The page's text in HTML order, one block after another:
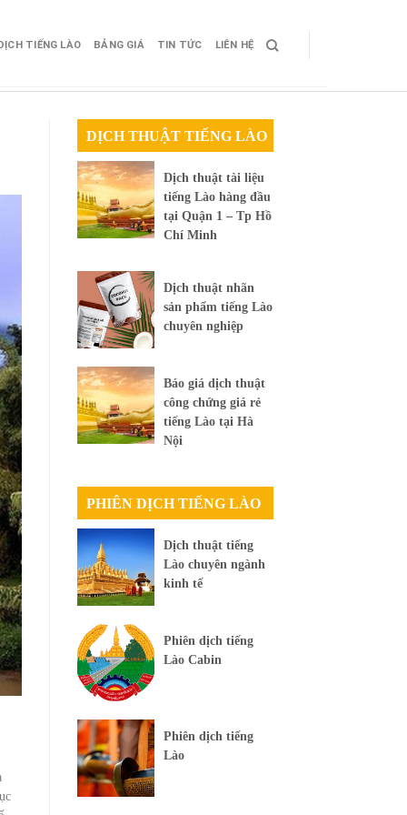
TIẾNG LÀO BẢNG GIÁ TIN TỨC LIÊN HỆ
DỊCH THUẬT TIẾNG LÀO
Dịch thuật tài liệu
tiếng Lào hàng đầu
tại Quận 1 – Tp Hồ
Chí Minh
Dịch thuật nhãn
sản phẩm tiếng Lào
chuyên nghiệp
Báo giá dịch thuật
công chứng giá rẻ
tiếng Lào tại Hà
Nội
PHIÊN DỊCH TIẾNG LÀO
Dịch thuật tiếng
Lào chuyên ngành
kinh tế
Phiên dịch tiếng
Lào Cabin
Phiên dịch tiếng
Lào